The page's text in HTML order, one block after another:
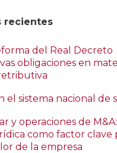
recientes
del Real Decreto
obligaciones en
el sistema nacional de
y operaciones de
como factor clave
de la empresa